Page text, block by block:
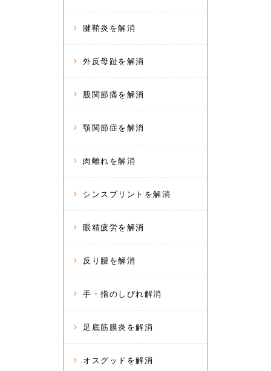
腱鞘炎を解消
外反母趾を解消
股関節痛を解消
顎関節症を解消
肉離れを解消
シンスプリントを解消
眼精疲労を解消
反り腰を解消
手・指のしびれ解消
足底筋膜炎を解消
オスグッドを解消